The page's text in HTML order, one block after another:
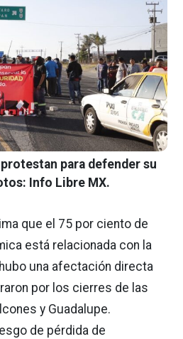
para defender su
Info Libre MX.
que el 75 por ciento de
está relacionada con la
una afectación directa
por los cierres de las
y Guadalupe.
de pérdida de